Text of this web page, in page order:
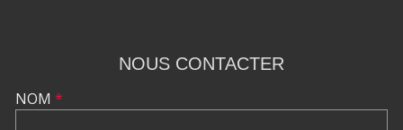
NOUS CONTACTER
NOM *